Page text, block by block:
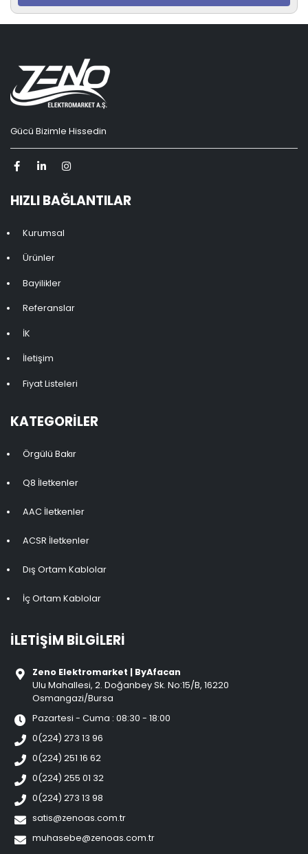
Gücü Bizimle Hissedin
HIZLI BAĞLANTILAR
Kurumsal
Ürünler
Bayilikler
Referanslar
İK
İletişim
Fiyat Listeleri
KATEGORILER
Örgülü Bakır
Q8 İletkenler
AAC İletkenler
ACSR İletkenler
Dış Ortam Kablolar
İç Ortam Kablolar
İLETIŞIM BILGILERI
Zeno Elektromarket | ByAfacan
Ulu Mahallesi, 2. Doğanbey Sk. No:15/B, 16220
Osmangazi/Bursa
Pazartesi - Cuma : 08:30 - 18:00
0(224) 273 13 96
0(224) 251 16 62
0(224) 255 01 32
0(224) 273 13 98
satis@zenoas.com.tr
muhasebe@zenoas.com.tr